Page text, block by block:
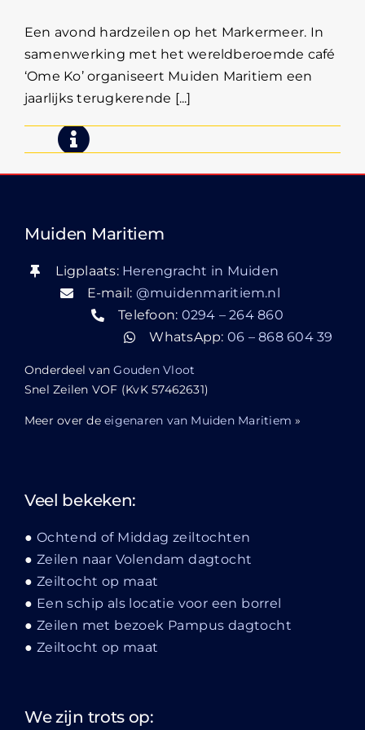
Een avond hardzeilen op het Markermeer. In
samenwerking met het wereldberoemde café
‘Ome Ko’ organiseert Muiden Maritiem een
jaarlijks terugkerende [...]
Muiden Maritiem
Ligplaats: Herengracht in Muiden
E-mail: @muidenmaritiem.nl
Telefoon: 0294 – 264 860
WhatsApp: 06 – 868 604 39
Onderdeel vanGouden Vloot
Snel Zeilen VOF (KvK 57462631)
Meer over deeigenaren van Muiden Maritiem »
Veel bekeken:
Ochtend of Middag zeiltochten
Zeilen naar Volendam dagtocht
Zeiltocht op maat
Een schip als locatie voor een borrel
Zeilen met bezoek Pampus dagtocht
Zeiltocht op maat
We zijn trots op: